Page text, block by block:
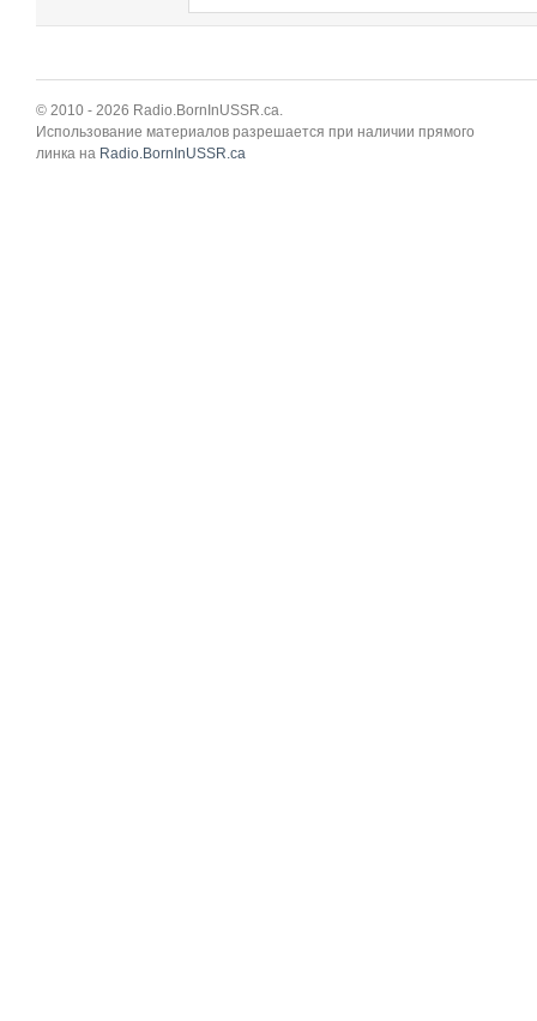
© 2010 - 2026 Radio.BornInUSSR.ca.
Использование материалов разрешается при наличии прямого
линка на Radio.BornInUSSR.ca